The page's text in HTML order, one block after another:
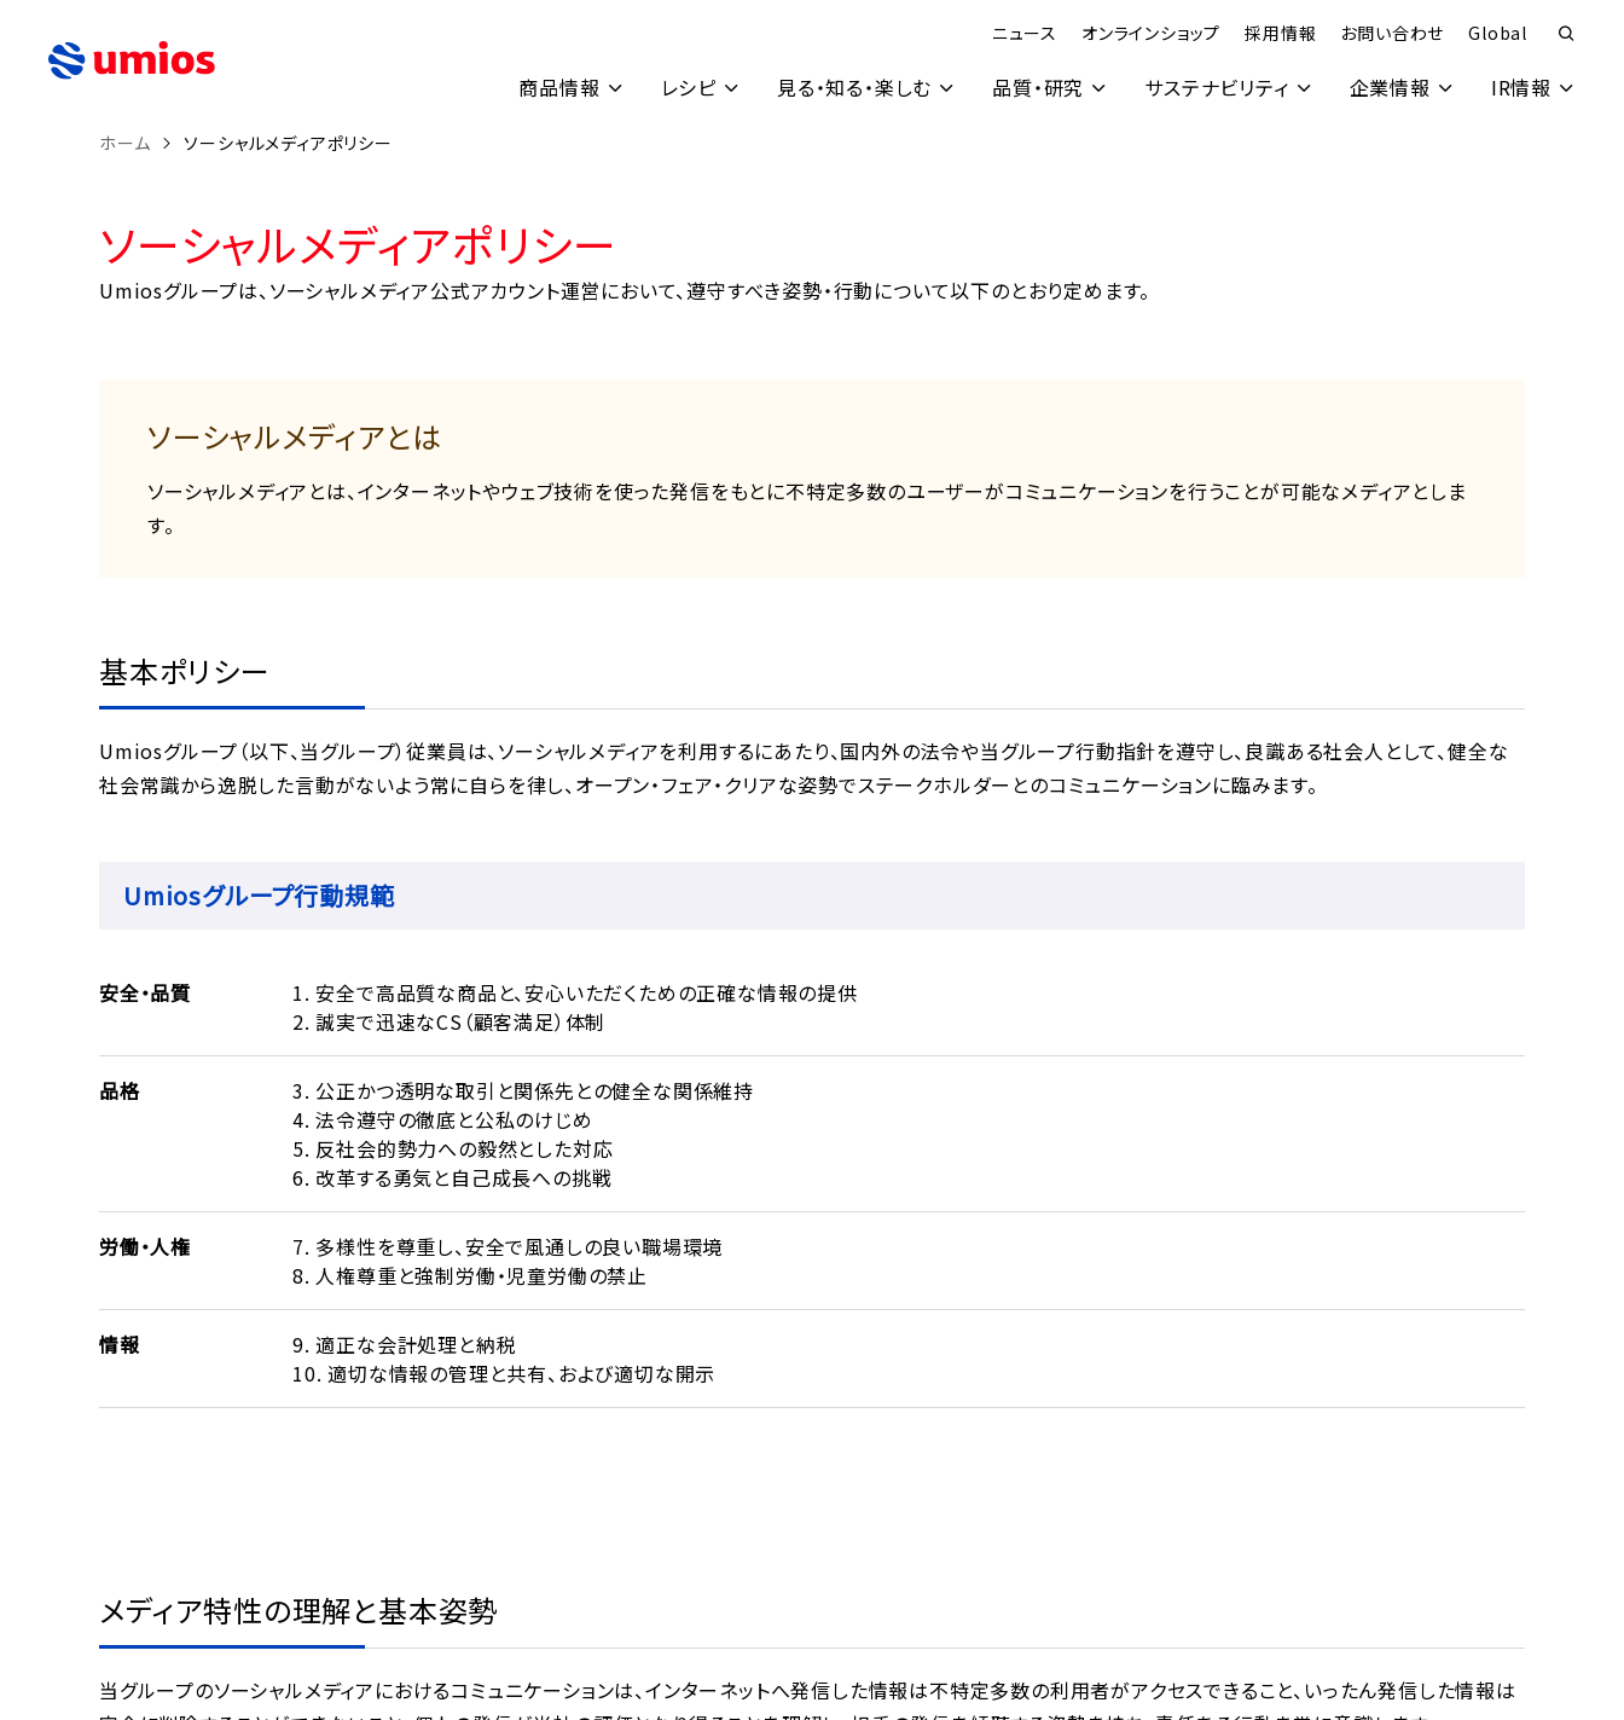
ニュース オンラインショップ 採用情報 お問い合わせ Global
商品情報 レシピ 見る・知る・楽しむ 品質・研究 サステナビリティ 企業情報 IR情報
ホーム ソーシャルメディアポリシー
ソーシャルメディアポリシー
Umiosグループは、ソーシャルメディア公式アカウント運営において、遵守すべき姿勢・行動について以下のとおり定めます。
ソーシャルメディアとは
ソーシャルメディアとは、インターネットやウェブ技術を使った発信をもとに不特定多数のユーザーがコミュニケーションを行うことが可能なメディアとしま
す。
基本ポリシー
Umiosグループ（以下、当グループ）従業員は、ソーシャルメディアを利用するにあたり、国内外の法令や当グループ行動指針を遵守し、良識ある社会人として、健全な
社会常識から逸脱した言動がないよう常に自らを律し、オープン・フェア・クリアな姿勢でステークホルダーとのコミュニケーションに臨みます。
Umiosグループ行動規範
安全・品質
1. 安全で高品質な商品と、安心いただくための正確な情報の提供
2. 誠実で迅速なCS（顧客満足）体制
品格
3. 公正かつ透明な取引と関係先との健全な関係維持
4. 法令遵守の徹底と公私のけじめ
5. 反社会的勢力への毅然とした対応
6. 改革する勇気と自己成長への挑戦
労働・人権
7. 多様性を尊重し、安全で風通しの良い職場環境
8. 人権尊重と強制労働・児童労働の禁止
情報
9. 適正な会計処理と納税
10. 適切な情報の管理と共有、および適切な開示
メディア特性の理解と基本姿勢
当グループのソーシャルメディアにおけるコミュニケーションは、インターネットへ発信した情報は不特定多数の利用者がアクセスできること、いったん発信した情報は